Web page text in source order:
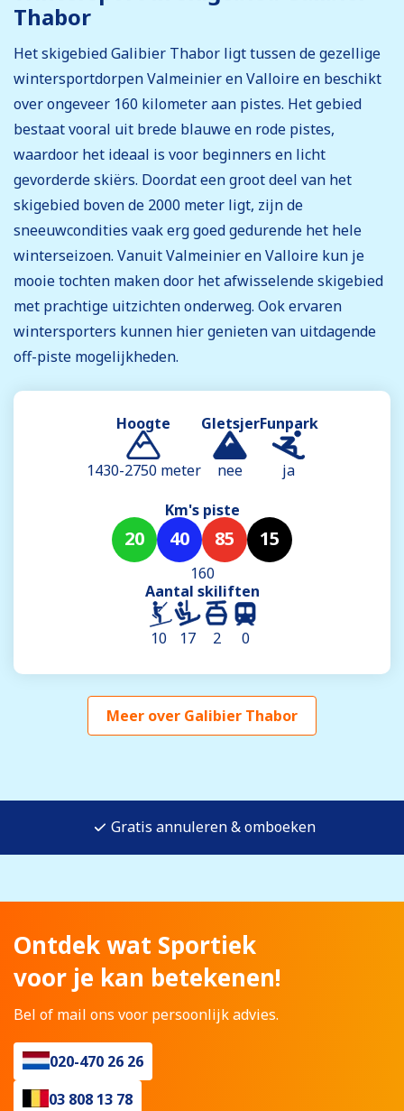
Thabor
Het skigebied Galibier Thabor ligt tussen de gezellige
wintersportdorpen Valmeinier en Valloire en beschikt
over ongeveer 160 kilometer aan pistes. Het gebied
bestaat vooral uit brede blauwe en rode pistes,
waardoor het ideaal is voor beginners en licht
gevorderde skiërs. Doordat een groot deel van het
skigebied boven de 2000 meter ligt, zijn de
sneeuwcondities vaak erg goed gedurende het hele
winterseizoen. Vanuit Valmeinier en Valloire kun je
mooie tochten maken door het afwisselende skigebied
met prachtige uitzichten onderweg. Ook ervaren
wintersporters kunnen hier genieten van uitdagende
off-piste mogelijkheden.
Hoogte
1430-2750 meter
Gletsjer
nee
Funpark
ja
Km's piste
20 40 85 15
160
Aantal skiliften
10 17 2 0
Meer over Galibier Thabor
Gratis annuleren & omboeken
Ontdek wat Sportiek
voor je kan betekenen!
Bel of mail ons voor persoonlijk advies.
020-470 26 26
03 808 13 78